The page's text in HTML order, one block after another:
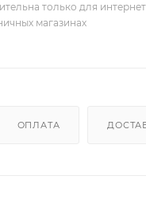
только для
магазинах
ОПЛАТА